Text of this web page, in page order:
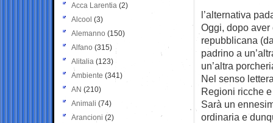
l’alternativa
Oggi, dopo
repubblicana
padrino a
un’altra
Nel senso
Regioni ricche
Sarà un
ordinaria e
Acca Larentia (2)
Alcool (3)
Alemanno (150)
Alfano (315)
Alitalia (123)
Ambiente (341)
AN (210)
Animali (74)
Arancioni (2)